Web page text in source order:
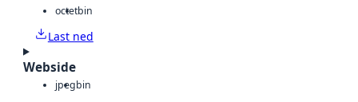
octetbin
Last ned
Webside
jpegbin